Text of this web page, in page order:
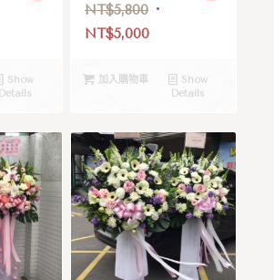
Show
Details
NT$5,800
NT$5,000
加入購物車
Show
Details